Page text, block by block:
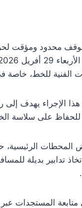
محدود ومؤقت
الفنية للخط،
الإجراء يهدف إلى
للحفاظ على سلاسة
المحطات
تدابير بديلة
المستجدات عبر